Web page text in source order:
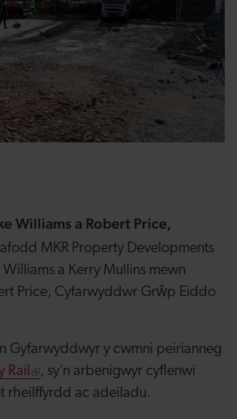
Williams a Robert Price,
MKR Property Developments
a Kerry Mullins mewn
Price, Cyfarwyddwr Grŵp Eiddo
Gyfarwyddwyr y cwmni peirianneg
Rail
, sy’n arbenigwyr cyflenwi
rheilffyrdd ac adeiladu.